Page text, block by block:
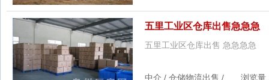
五里工业区仓库出售急急急
五里工业区仓库出售 急急急急
中介 / 仓储物流出售 / 浏览量